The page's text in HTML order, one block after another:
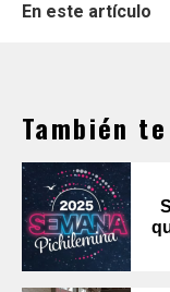
En este artículo
También